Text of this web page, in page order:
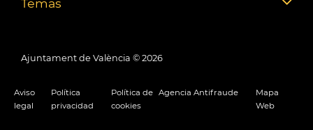
Temas
Ajuntament de València © 2026
Aviso
legal
Política
privacidad
Política de
cookies
Agencia Antifraude
Mapa
Web